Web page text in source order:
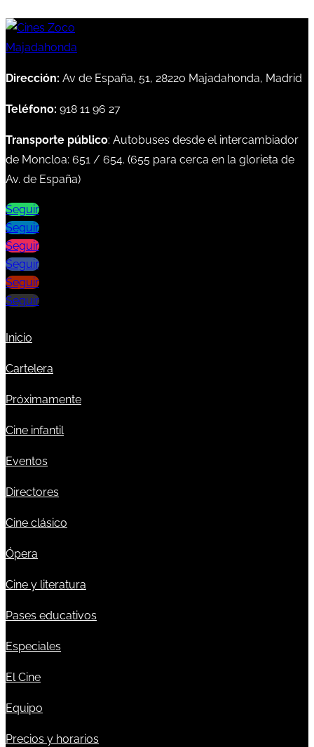
Dirección: Av de España, 51, 28220 Majadahonda, Madrid
Teléfono: 918 11 96 27
Transporte público: Autobuses desde el intercambiador
de Moncloa: 651 / 654. (655 para cerca en la glorieta de
Av. de España)
Seguir
Seguir
Seguir
Seguir
Seguir
Seguir
Inicio
Cartelera
Próximamente
Cine infantil
Eventos
Directores
Cine clásico
Ópera
Cine y literatura
Pases educativos
Especiales
El Cine
Equipo
Precios y horarios